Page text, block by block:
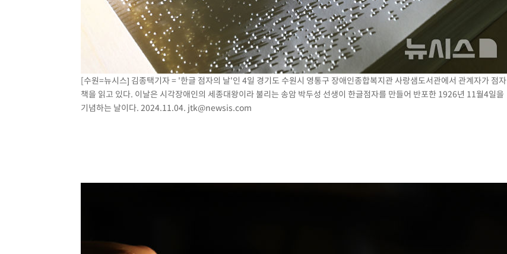
[수원=뉴시스] 김종택기자 = '한글 점자의 날'인 4일 경기도 수원시 영통구 장애인종합복지관 사랑샘도서관에서 관계자가 점자
책을 읽고 있다. 이날은 시각장애인의 세종대왕이라 불리는 송암 박두성 선생이 한글점자를 만들어 반포한 1926년 11월4일을
기념하는 날이다. 2024.11.04. jtk@newsis.com